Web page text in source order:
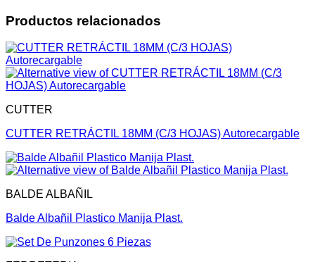
Productos relacionados
CUTTER
CUTTER RETRÁCTIL 18MM (C/3 HOJAS) Autorecargable
BALDE ALBAÑIL
Balde Albañil Plastico Manija Plast.